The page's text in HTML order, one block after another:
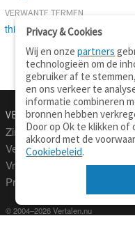
VERWANTE TERMEN
third-rate-high
VERTALEN.NU
Zinnen vertalen
Verklarend woordenboek
Vraagbaak
Professionele vertaling
© 2004–2026 Vertalen.nu
Privacy & Cookies
Wij en onzepartners
technologieën om de
gebruiker af te
en ons verkeer te
informatie combineren
bronnen hebben
Door op Ok te klikken of
akkoord met de
Cookiebeleid.